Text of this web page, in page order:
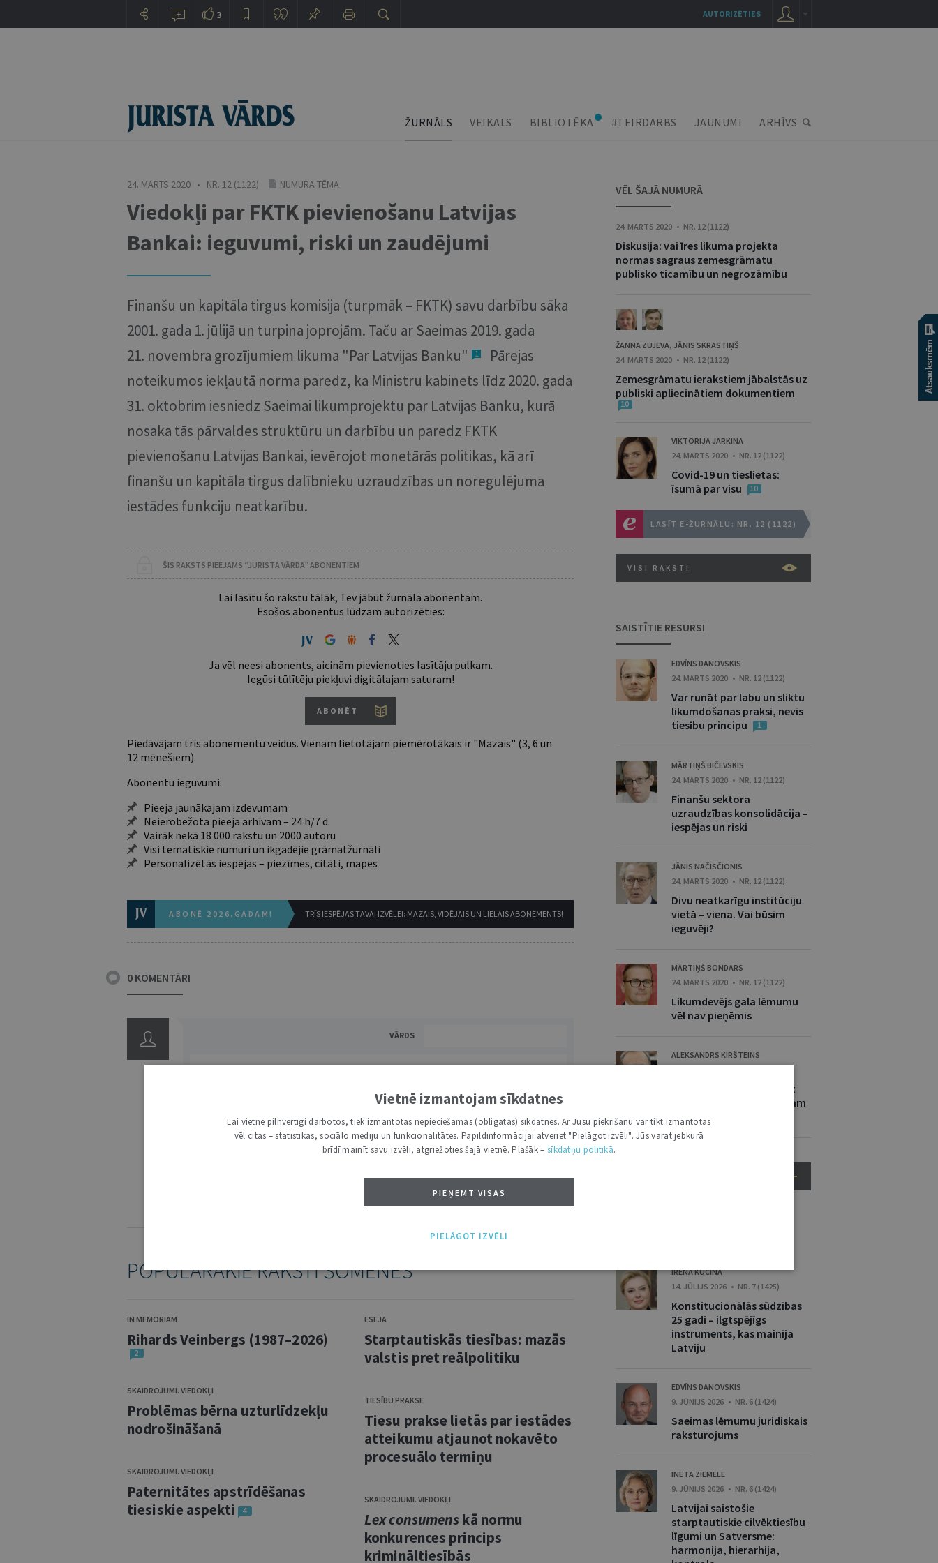
ŽURNĀLS VEIKALS BIBLIOTĒKA #TEIRDARBS JAUNUMI ARHĪVS
24. MARTS 2020 • NR. 12 (1122) NUMURA TĒMA
Viedokļi par FKTK pievienošanu Latvijas
Bankai: ieguvumi, riski un zaudējumi
Finanšu un kapitāla tirgus komisija (turpmāk – FKTK) savu darbību sāka
2001. gada 1. jūlijā un turpina joprojām. Taču ar Saeimas 2019. gada
21. novembra grozījumiem likuma "Par Latvijas Banku"
1
Pārejas
noteikumos iekļautā norma paredz, ka Ministru kabinets līdz 2020. gada
31. oktobrim iesniedz Saeimai likumprojektu par Latvijas Banku, kurā
nosaka tās pārvaldes struktūru un darbību un paredz FKTK
pievienošanu Latvijas Bankai, ievērojot monetārās politikas, kā arī
finanšu un kapitāla tirgus dalībnieku uzraudzības un noregulējuma
iestādes funkciju neatkarību.
ŠIS RAKSTS PIEEJAMS “JURISTA VĀRDA” ABONENTIEM
Lai lasītu šo rakstu tālāk, Tev jābūt žurnāla abonentam.
Esošos abonentus lūdzam autorizēties:
Ja vēl neesi abonents, aicinām pievienoties lasītāju pulkam.
Iegūsi tūlītēju piekļuvi digitālajam saturam!
ABONĒT
Piedāvājam trīs abonementu veidus. Vienam lietotājam piemērotākais ir "Mazais" (3, 6 un
12 mēnešiem).
Abonentu ieguvumi:
Pieeja jaunākajam izdevumam
Neierobežota pieeja arhīvam – 24 h/7 d.
Vairāk nekā 18 000 rakstu un 2000 autoru
Visi tematiskie numuri un ikgadējie grāmatžurnāli
Personalizētās iespējas – piezīmes, citāti, mapes
ABONĒ 2026.GADAM! TRĪS IESPĒJAS TAVAI IZVĒLEI: MAZAIS, VIDĒJAIS UN LIELAIS ABONEMENTS!
0 KOMENTĀRI
VĀRDS
PIEVIENOT
POPULĀRĀKIE RAKSTI ŠOMĒNES
IN MEMORIAM
Rihards Veinbergs (1987–2026)
2
SKAIDROJUMI. VIEDOKĻI
Problēmas bērna uzturlīdzekļu
nodrošināšanā
SKAIDROJUMI. VIEDOKĻI
Paternitātes apstrīdēšanas
tiesiskie aspekti
4
ESEJA
Starptautiskās tiesības: mazās
valstis pret reālpolitiku
TIESĪBU PRAKSE
Tiesu prakse lietās par iestādes
atteikumu atjaunot nokavēto
procesuālo termiņu
SKAIDROJUMI. VIEDOKĻI
Lex consumenskā normu
konkurences princips
krimināltiesībās
VĒL ŠAJĀ NUMURĀ
24. MARTS 2020 • NR. 12 (1122)
Diskusija: vai īres likuma projekta
normas sagraus zemesgrāmatu
publisko ticamību un negrozāmību
ŽANNA ZUJEVA, JĀNIS SKRASTIŅŠ
24. MARTS 2020 • NR. 12 (1122)
Zemesgrāmatu ierakstiem jābalstās uz
publiski apliecinātiem dokumentiem
10
VIKTORIJA JARKINA
24. MARTS 2020 • NR. 12 (1122)
Covid-19 un tieslietas:
īsumā par visu
10
LASĪT E-ŽURNĀLU: NR. 12 (1122)
VISI RAKSTI
SAISTĪTIE RESURSI
EDVĪNS DANOVSKIS
24. MARTS 2020 • NR. 12 (1122)
Var runāt par labu un sliktu
likumdošanas praksi, nevis
tiesību principu
1
MĀRTIŅŠ BIČEVSKIS
24. MARTS 2020 • NR. 12 (1122)
Finanšu sektora
uzraudzības konsolidācija –
iespējas un riski
JĀNIS NAČISČIONIS
24. MARTS 2020 • NR. 12 (1122)
Divu neatkarīgu institūciju
vietā – viena. Vai būsim
ieguvēji?
MĀRTIŅŠ BONDARS
24. MARTS 2020 • NR. 12 (1122)
Likumdevējs gala lēmumu
vēl nav pieņēmis
ALEKSANDRS KIRŠTEINS
Mazā valstī labāk uzturēt
lielāku konkurenci ar divām
iestādēm
IRĒNA KUCINA
14. JŪLIJS 2026 • NR. 7 (1425)
Konstitucionālās sūdzības
25 gadi – ilgtspējīgs
instruments, kas mainīja
Latviju
EDVĪNS DANOVSKIS
9. JŪNIJS 2026 • NR. 6 (1424)
Saeimas lēmumu juridiskais
raksturojums
INETA ZIEMELE
9. JŪNIJS 2026 • NR. 6 (1424)
Latvijai saistošie
starptautiskie cilvēktiesību
līgumi un Satversme:
harmonija, hierarhija,
3 AUTORIZĒTIES
Vietnē izmantojam sīkdatnes
Lai vietne pilnvērtīgi darbotos, tiek izmantotas nepieciešamās (obligātās) sīkdatnes. Ar Jūsu piekrišanu var tikt izmantotas
vēl citas – statistikas, sociālo mediju un funkcionalitātes. Papildinformācijai atveriet "Pielāgot izvēli". Jūs varat jebkurā
brīdī mainīt savu izvēli, atgriežoties šajā vietnē. Plašāk – sīkdatņu politikā.
PIEŅEMT VISAS
PIELĀGOT IZVĒLI